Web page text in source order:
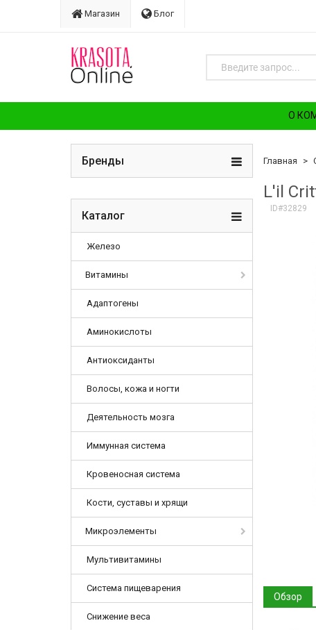
Магазин Блог
О
Бренды
Каталог
Железо
Витамины
Адаптогены
Аминокислоты
Антиоксиданты
Волосы, кожа и ногти
Деятельность мозга
Иммунная система
Кровеносная система
Кости, суставы и хрящи
Микроэлементы
Мультивитамины
Система пищеварения
Снижение веса
Главная
L'il
ID#32829
Обзор